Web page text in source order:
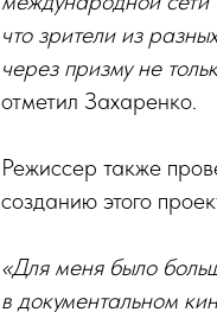
что зрители из
через призму не
отметил Захаренко.
Режиссер также
созданию этого
«Для меня было
в документальном